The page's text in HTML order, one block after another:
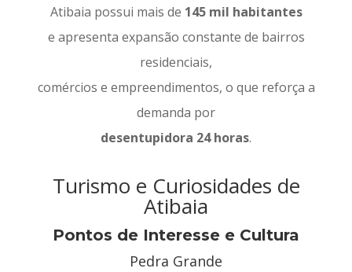
Atibaia possui mais de 145 mil habitantes
e apresenta expansão constante de bairros
residenciais,
comércios e empreendimentos, o que reforça a
demanda por
desentupidora 24 horas.
Turismo e Curiosidades de
Atibaia
Pontos de Interesse e Cultura
Pedra Grande